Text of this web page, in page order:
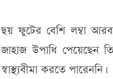
ছয় ফুটের বেশি লম্বা
জাহাজ উপাধি পেয়েছেন
স্বাস্থ্যবীমা করতে পারেননি।